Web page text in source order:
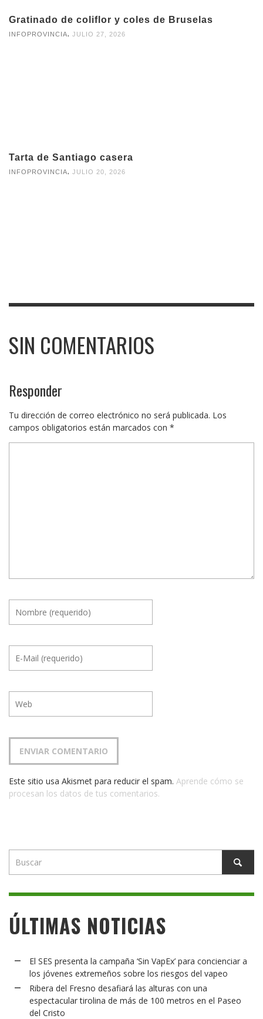
Gratinado de coliflor y coles de Bruselas
INFOPROVINCIA JULIO 27, 2026
Tarta de Santiago casera
INFOPROVINCIA, JULIO 20, 2026
SIN COMENTARIOS
Responder
Tu dirección de correo electrónico no será publicada. Los
campos obligatorios están marcados con *
Este sitio usa Akismet para reducir el spam. Aprende cómo se
procesan los datos de tus comentarios.
ÚLTIMAS NOTICIAS
El SES presenta la campaña ‘Sin VapEx’ para concienciar a
los jóvenes extremeños sobre los riesgos del vapeo
Ribera del Fresno desafiará las alturas con una
espectacular tirolina de más de 100 metros en el Paseo
del Cristo